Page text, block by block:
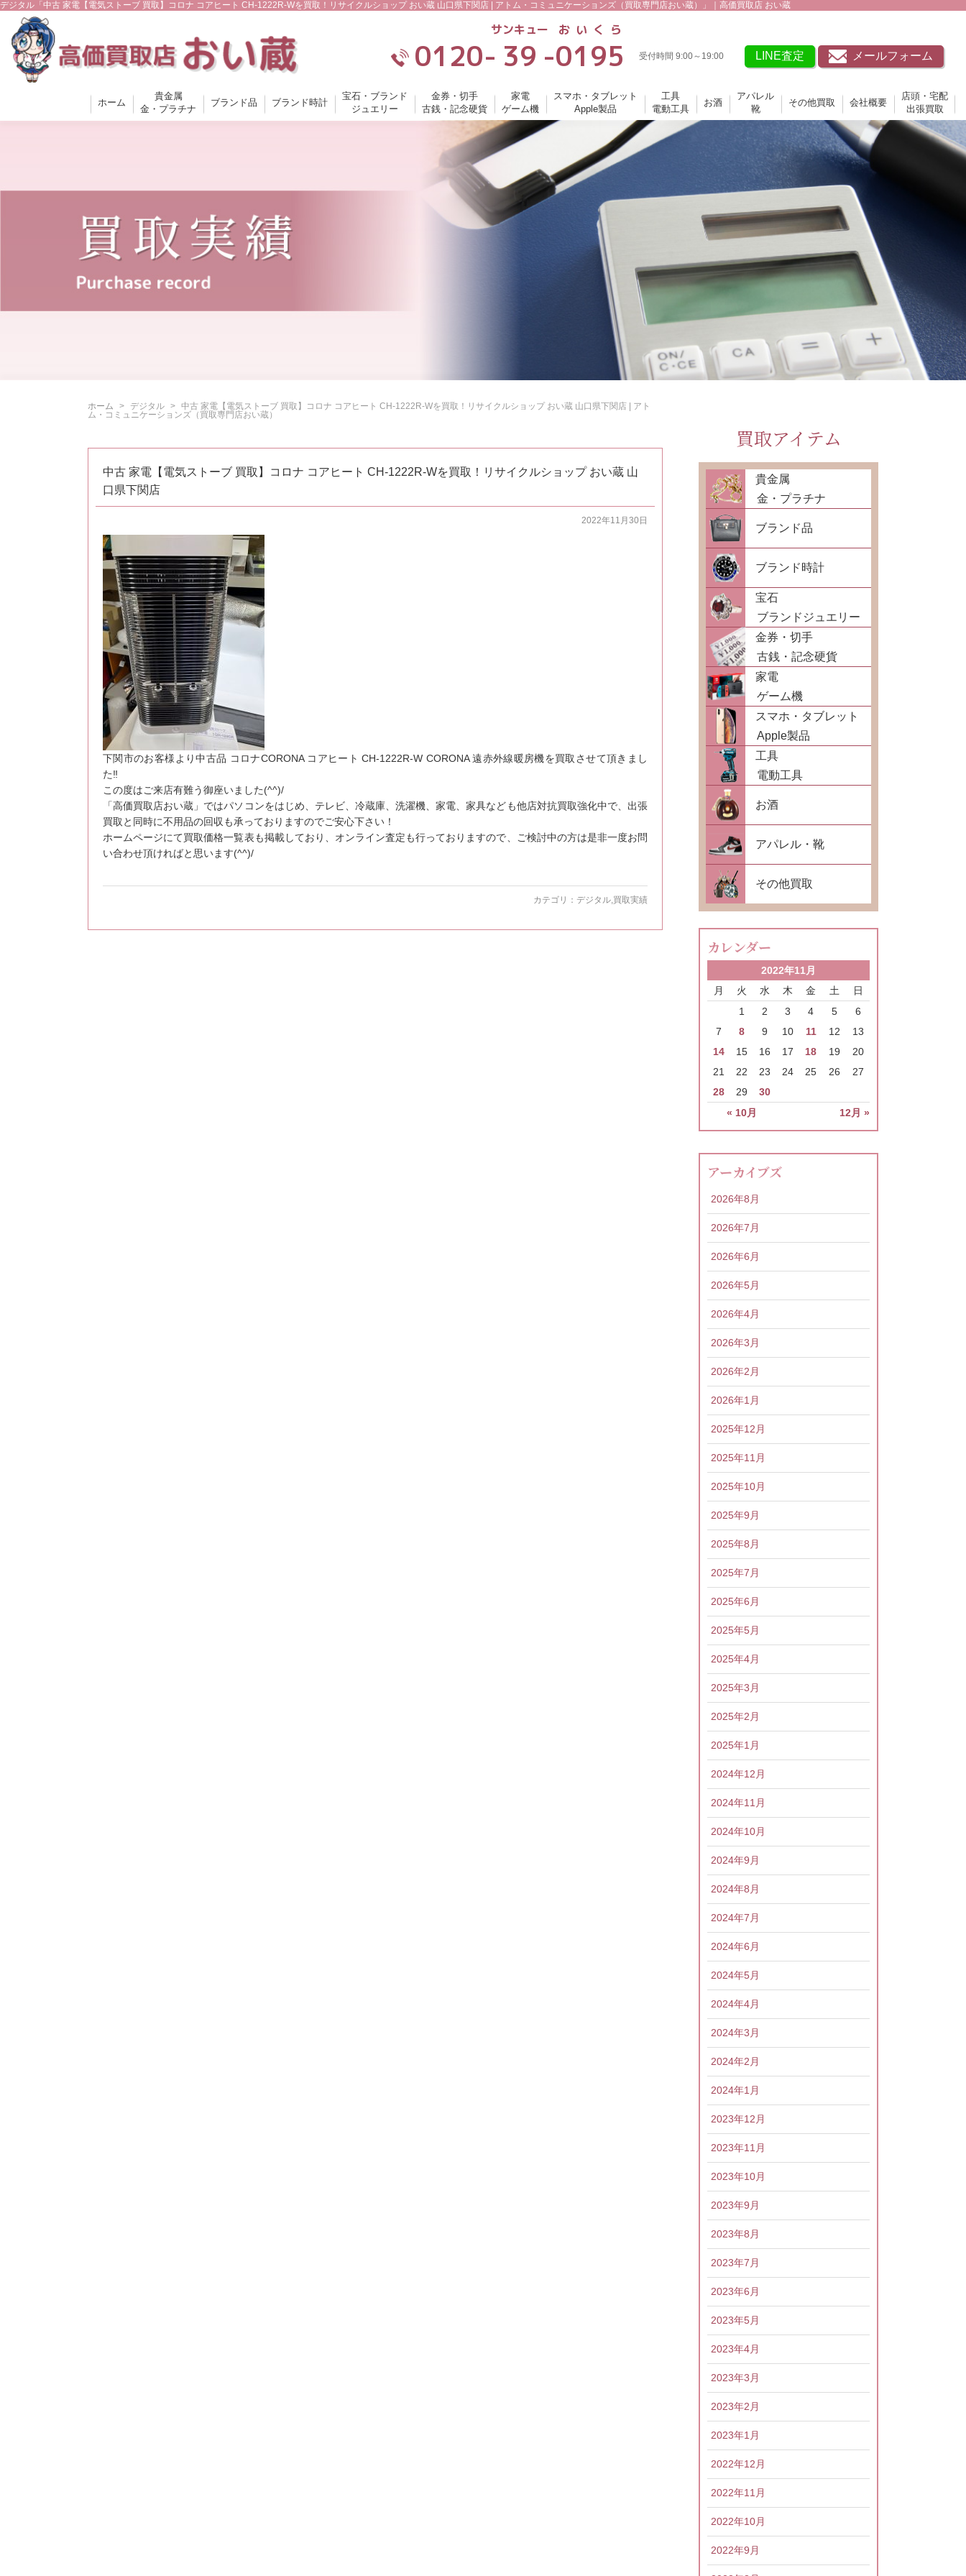
デジタル「中古 家電【電気ストーブ 買取】コロナ コアヒート CH-1222R-Wを買取！リサイクルショップ おい蔵 山口県下関店 | アトム・コミュニケーションズ（買取専門店おい蔵）」｜高価買取店 おい蔵
0120- 39
サンキュー
-0195
おいくら
受付時間 9:00～19:00 LINE査定 メールフォーム
ホーム
貴金属
金・プラチナ
ブランド品 ブランド時計
宝石・ブランド
ジュエリー
金券・切手
古銭・記念硬貨
家電
ゲーム機
スマホ・タブレット
Apple製品
工具
電動工具
お酒
アパレル
靴
その他買取 会社概要
店頭・宅配
出張買取
ホーム デジタル
中古 家電【電気ストーブ 買取】コロナ コアヒート CH-1222R-Wを買取！リサイクルショップ おい蔵 山口県下関店 | アト
ム・コミュニケーションズ（買取専門店おい蔵）
中古 家電【電気ストーブ 買取】コロナ コアヒート CH-1222R-Wを買取！リサイクルショップ おい蔵 山
口県下関店
2022年11月30日
下関市のお客様より中古品 コロナCORONA コアヒート CH-1222R-W CORONA 遠赤外線暖房機を買取させて頂きまし
た‼
この度はご来店有難う御座いました(^^)/
「高価買取店おい蔵」ではパソコンをはじめ、テレビ、冷蔵庫、洗濯機、家電、家具なども他店対抗買取強化中で、出張
買取と同時に不用品の回収も承っておりますのでご安心下さい！
ホームページにて買取価格一覧表も掲載しており、オンライン査定も行っておりますので、ご検討中の方は是非一度お問
い合わせ頂ければと思います(^^)/
カテゴリ： デジタル 買取実績
買取アイテム
貴金属
金・プラチナ
ブランド品
ブランド時計
宝石
ブランドジュエリー
金券・切手
古銭・記念硬貨
家電
ゲーム機
スマホ・タブレット
Apple製品
工具
電動工具
お酒
アパレル・靴
その他買取
カレンダー
2022年11月
月
火 水 木 金 土 日
« 10月 12月 »
1 2 3 4 5
6
7
8 9 10 11 12
13
14
15 16 17 18 19
20
21
22 23 24 25 26
27
28
29 30
アーカイブズ
2026年8月
2026年7月
2026年6月
2026年5月
2026年4月
2026年3月
2026年2月
2026年1月
2025年12月
2025年11月
2025年10月
2025年9月
2025年8月
2025年7月
2025年6月
2025年5月
2025年4月
2025年3月
2025年2月
2025年1月
2024年12月
2024年11月
2024年10月
2024年9月
2024年8月
2024年7月
2024年6月
2024年5月
2024年4月
2024年3月
2024年2月
2024年1月
2023年12月
2023年11月
2023年10月
2023年9月
2023年8月
2023年7月
2023年6月
2023年5月
2023年4月
2023年3月
2023年2月
2023年1月
2022年12月
2022年11月
2022年10月
2022年9月